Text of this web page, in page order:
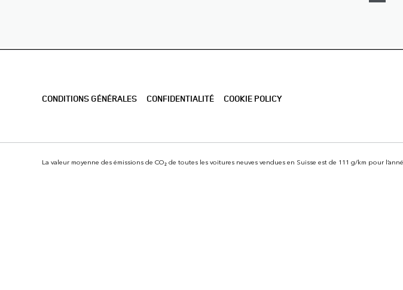
CONDITIONS GÉNÉRALES CONFIDENTIALITÉ COOKIE POLICY
La valeur moyenne des émissions de CO₂ de toutes les voitures neuves vendues en Suisse est de 111 g/km pour